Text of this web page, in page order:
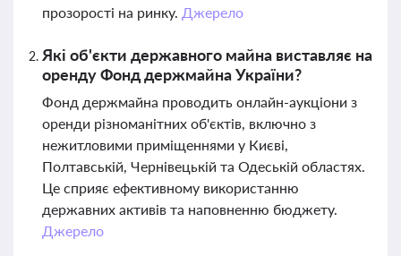
прозорості на ринку. Джерело
Які об'єкти державного майна виставляє на
оренду Фонд держмайна України?
Фонд держмайна проводить онлайн-аукціони з
оренди різноманітних об'єктів, включно з
нежитловими приміщеннями у Києві,
Полтавській, Чернівецькій та Одеській областях.
Це сприяє ефективному використанню
державних активів та наповненню бюджету.
Джерело